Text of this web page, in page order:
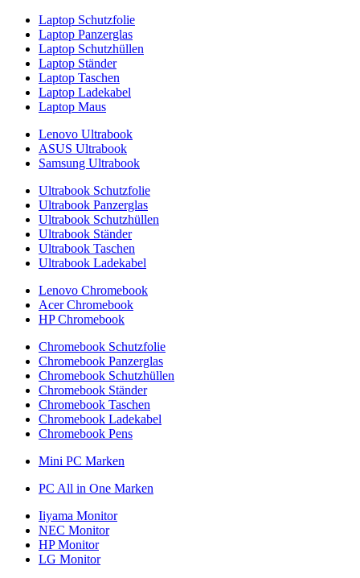
Laptop Schutzfolie
Laptop Panzerglas
Laptop Schutzhüllen
Laptop Ständer
Laptop Taschen
Laptop Ladekabel
Laptop Maus
Lenovo Ultrabook
ASUS Ultrabook
Samsung Ultrabook
Ultrabook Schutzfolie
Ultrabook Panzerglas
Ultrabook Schutzhüllen
Ultrabook Ständer
Ultrabook Taschen
Ultrabook Ladekabel
Lenovo Chromebook
Acer Chromebook
HP Chromebook
Chromebook Schutzfolie
Chromebook Panzerglas
Chromebook Schutzhüllen
Chromebook Ständer
Chromebook Taschen
Chromebook Ladekabel
Chromebook Pens
Mini PC Marken
PC All in One Marken
Iiyama Monitor
NEC Monitor
HP Monitor
LG Monitor